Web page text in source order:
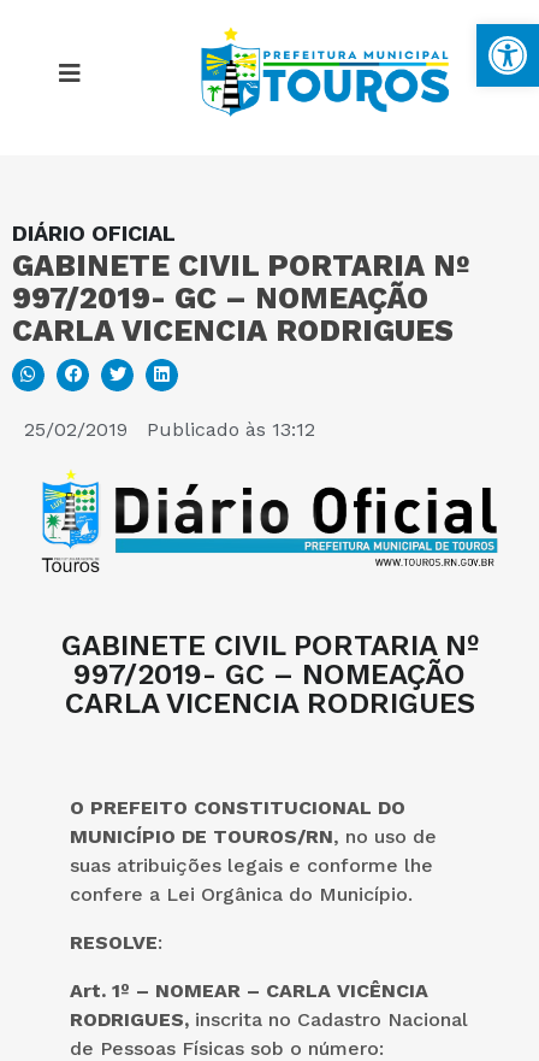
DIÁRIO OFICIAL
GABINETE CIVIL PORTARIA Nº
997/2019- GC – NOMEAÇÃO
CARLA VICENCIA RODRIGUES
25/02/2019 Publicado às 13:12
GABINETE CIVIL PORTARIA Nº
997/2019- GC – NOMEAÇÃO
CARLA VICENCIA RODRIGUES
O PREFEITO CONSTITUCIONAL DO
MUNICÍPIO DE TOUROS/RN, no uso de
suas atribuições legais e conforme lhe
confere a Lei Orgânica do Município.
RESOLVE:
Art. 1º – NOMEAR – CARLA VICÊNCIA
RODRIGUES, inscrita no Cadastro Nacional
de Pessoas Físicas sob o número:
MAPA DO SITE
PORTAL DA TRANSPARÊNCIA
E-SIC
PERGUNTAS FREQUENTES